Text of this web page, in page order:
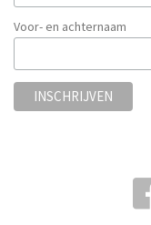
Voor- en achternaam